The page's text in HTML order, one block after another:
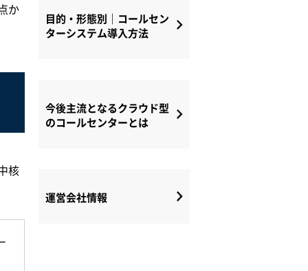
か
核
目的・形態別｜コールセン
ターシステム導入方法
今後主流となるクラウド型
のコールセンターとは
運営会社情報